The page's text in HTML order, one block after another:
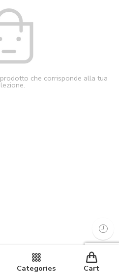
che corrisponde alla tua
Categories Cart